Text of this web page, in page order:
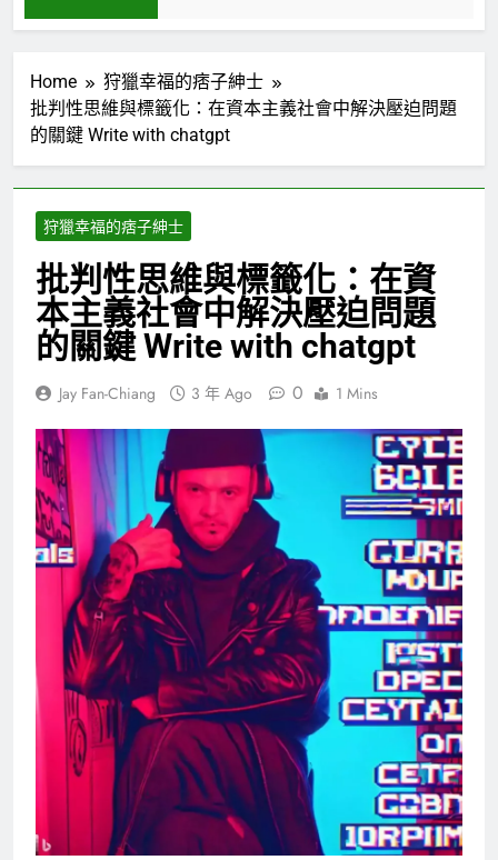
Home
狩獵幸福的痞子紳士
批判性思維與標籤化：在資本主義社會中解決壓迫問題
的關鍵 Write with chatgpt
狩獵幸福的痞子紳士
批判性思維與標籤化：在資
本主義社會中解決壓迫問題
的關鍵 Write with chatgpt
Jay Fan-Chiang 3 年 Ago 0 1 Mins